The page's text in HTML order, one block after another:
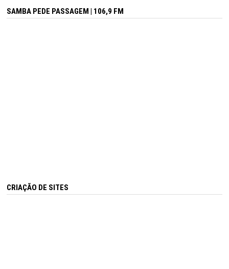
SAMBA PEDE PASSAGEM | 106,9 FM
CRIAÇÃO DE SITES